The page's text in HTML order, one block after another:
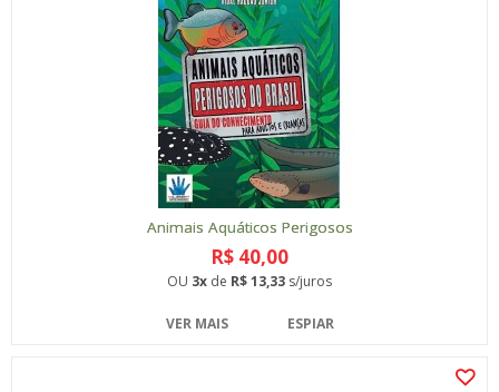
Animais Aquáticos Perigosos
R$ 40,00
OU 3x de R$ 13,33 s/juros
VER MAIS ESPIAR